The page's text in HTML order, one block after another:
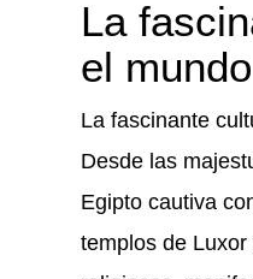
La
el mundo
La fascinante
Desde las
Egipto cautiva
templos de